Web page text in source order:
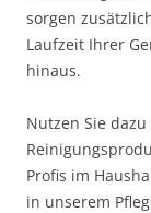
sorgen
Laufzeit Ihrer
hinaus.
Nutzen Sie
Profis im
in unserem